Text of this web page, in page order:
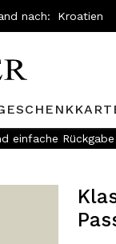
nach:
einfache Rückgabe